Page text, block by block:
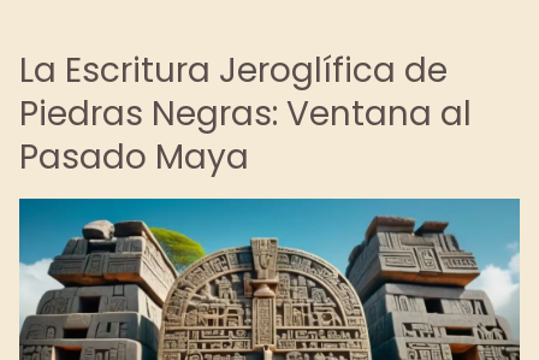
La Escritura Jeroglífica de
Piedras Negras: Ventana al
Pasado Maya